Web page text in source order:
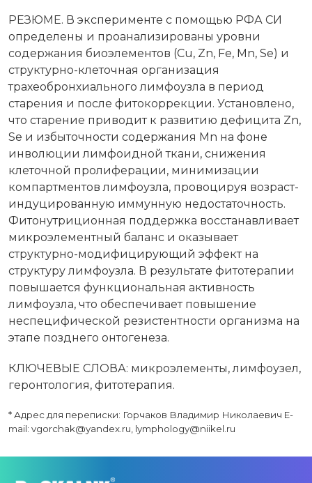
РЕЗЮМЕ. В эксперименте с помощью РФА СИ
определены и проанализированы уровни
содержания биоэлементов (Сu, Zn, Fe, Mn, Se) и
структурно-клеточная организация
трахеобронхиального лимфоузла в период
старения и после фитокоррекции. Установлено,
что старение приводит к развитию дефицита Zn,
Se и избыточности содержания Mn на фоне
инволюции лимфоидной ткани, снижения
клеточной пролиферации, минимизации
компартментов лимфоузла, провоцируя возраст-
индуцированную иммунную недостаточность.
Фитонутриционная поддержка восстанавливает
микроэлементный баланс и оказывает
структурно-модифицирующий эффект на
структуру лимфоузла. В результате фитотерапии
повышается функциональная активность
лимфоузла, что обеспечивает повышение
неспецифической резистентности организма на
этапе позднего онтогенеза.
КЛЮЧЕВЫЕ СЛОВА: микроэлементы, лимфоузел,
геронтология, фитотерапия.
* Адрес для переписки: Горчаков Владимир Николаевич E-
mail: vgorchak@yandex.ru, lymphology@niikel.ru